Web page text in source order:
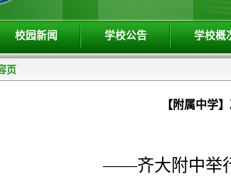
校园新闻 学校公告 学校概
页
【附属中学
——齐大附中举